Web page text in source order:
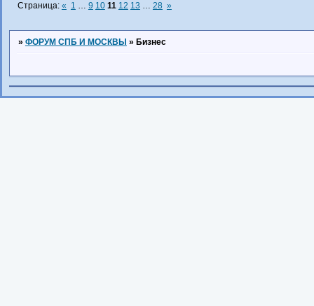
Страница: « 1 … 9 10 11 12 13 … 28 »
» ФОРУМ СПБ И МОСКВЫ » Бизнес